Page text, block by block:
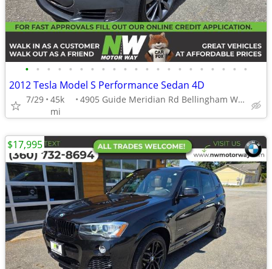
• • • • • • • • • • • • • • • • • • • • •
2012 Tesla Model S Performance Sedan 4D
7/29 45k
mi
4905 Guide Meridian Rd Bellingham WA 98226
$17,995